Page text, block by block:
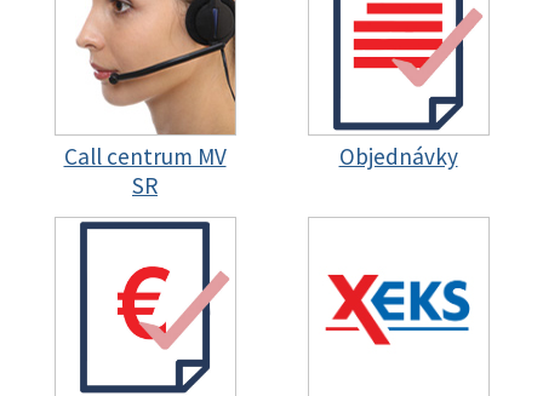
Call centrum MV
SR
Objednávky